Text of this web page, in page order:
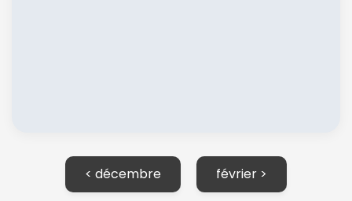
< décembre février >